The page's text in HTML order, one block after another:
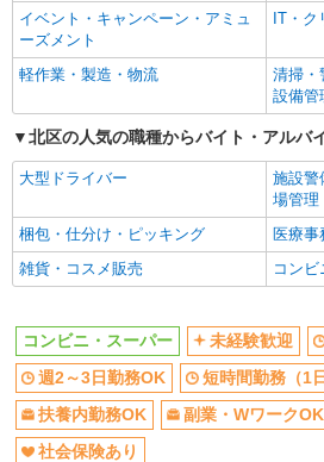
同じ職種から求人を探す
販売・接客サー
同じ特徴から求人を探す
未経験歓迎
週1日
週2～3日勤務OK
短時間
扶養内勤務OK
副業・
イベント・キャンペーン・アミュ
ーズメント
IT・
軽作業・製造・物流
清掃・
設備管
北区の人気の職種からバイト・アルバ
大型ドライバー
施設警
場管理
梱包・仕分け・ピッキング
医療事
雑貨・コスメ販売
コンビ
コンビニ・スーパー 未経験歓迎
週2～3日勤務OK
短時間勤務（1
扶養内勤務OK
副業・WワークOK
社会保険あり